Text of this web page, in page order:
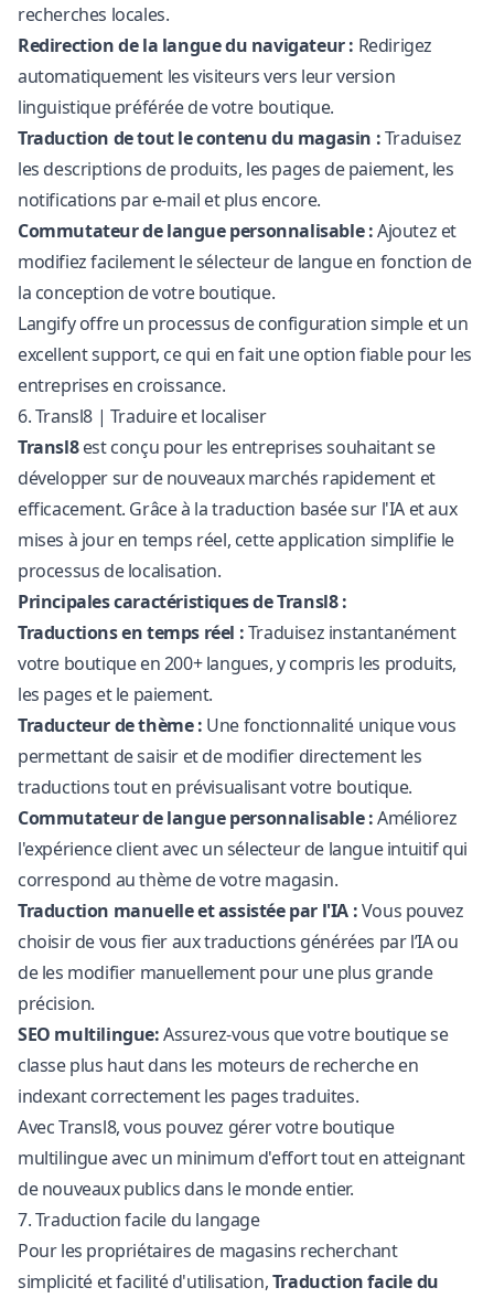
recherches locales.
Redirection de la langue du navigateur : Redirigez
automatiquement les visiteurs vers leur version
linguistique préférée de votre boutique.
Traduction de tout le contenu du magasin :Traduisez
les descriptions de produits, les pages de paiement, les
notifications par e-mail et plus encore.
Commutateur de langue personnalisable :Ajoutez et
modifiez facilement le sélecteur de langue en fonction de
la conception de votre boutique.
Langify offre un processus de configuration simple et un
excellent support, ce qui en fait une option fiable pour les
entreprises en croissance.
6. Transl8 | Traduire et localiser
Transl8est conçu pour les entreprises souhaitant se
développer sur de nouveaux marchés rapidement et
efficacement. Grâce à la traduction basée sur l'IA et aux
mises à jour en temps réel, cette application simplifie le
processus de localisation.
Principales caractéristiques de Transl8 :
Traductions en temps réel :Traduisez instantanément
votre boutique en 200+ langues, y compris les produits,
les pages et le paiement.
Traducteur de thème : Une fonctionnalité unique vous
permettant de saisir et de modifier directement les
traductions tout en prévisualisant votre boutique.
Commutateur de langue personnalisable :Améliorez
l'expérience client avec un sélecteur de langue intuitif qui
correspond au thème de votre magasin.
Traduction manuelle et assistée par l'IA :Vous pouvez
choisir de vous fier aux traductions générées par l’IA ou
de les modifier manuellement pour une plus grande
précision.
SEO multilingue:Assurez-vous que votre boutique se
classe plus haut dans les moteurs de recherche en
indexant correctement les pages traduites.
Avec Transl8, vous pouvez gérer votre boutique
multilingue avec un minimum d'effort tout en atteignant
de nouveaux publics dans le monde entier.
7. Traduction facile du langage
Pour les propriétaires de magasins recherchant
simplicité et facilité d'utilisation,Traduction facile du